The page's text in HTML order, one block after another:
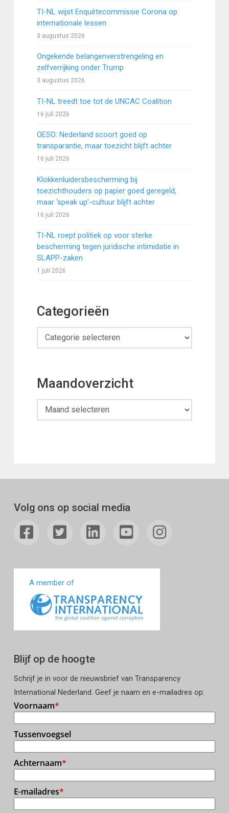
TI-NL wijst Enquêtecommissie Corona op
internationale lessen
3 augustus 2026
Ongekende belangenverstrengeling en
zelfverrijking onder Trump
3 augustus 2026
TI-NL treedt toe tot de UNCAC Coalition
16 juli 2026
OESO: Nederland scoort goed op
transparantie, maar toezicht blijft achter
16 juli 2026
Klokkenluidersbescherming bij
toezichthouders op papier goed geregeld,
maar ‘speak up’-cultuur blijft achter
16 juli 2026
TI-NL roept politiek op voor sterke
bescherming tegen juridische intimidatie in
SLAPP-zaken
1 juli 2026
Categorieën
Categorieën
Maandoverzicht
Maandoverzicht
Volg ons op social media
A member of
Blijf op de hoogte
Schrijf je in voor de nieuwsbrief van Transparency
International Nederland. Geef je naam en e-mailadres op: